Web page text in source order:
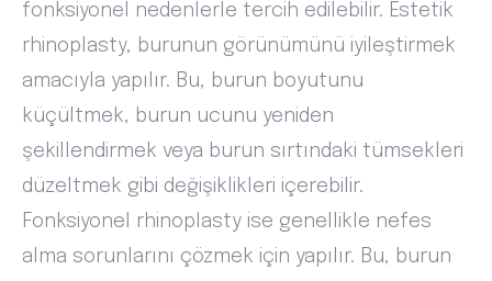
fonksiyonel nedenlerle tercih edilebilir. Estetik
rhinoplasty, burunun görünümünü iyileştirmek
amacıyla yapılır. Bu, burun boyutunu
küçültmek, burun ucunu yeniden
şekillendirmek veya burun sırtındaki tümsekleri
düzeltmek gibi değişiklikleri içerebilir.
Fonksiyonel rhinoplasty ise genellikle nefes
alma sorunlarını çözmek için yapılır. Bu, burun